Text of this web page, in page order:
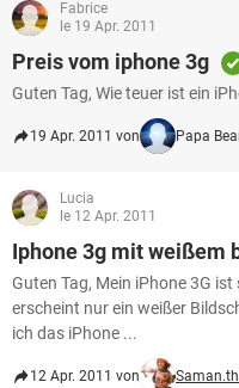
Fabrice
le 19 Apr. 2011
Preis vom iphone 3g
Guten Tag, Wie teuer ist ein
19 Apr. 2011 von Papa
Lucia
le 12 Apr. 2011
Iphone 3g mit weißem
Guten Tag, Mein iPhone 3G
erscheint nur ein weißer
ich das iPhone ...
12 Apr. 2011 von